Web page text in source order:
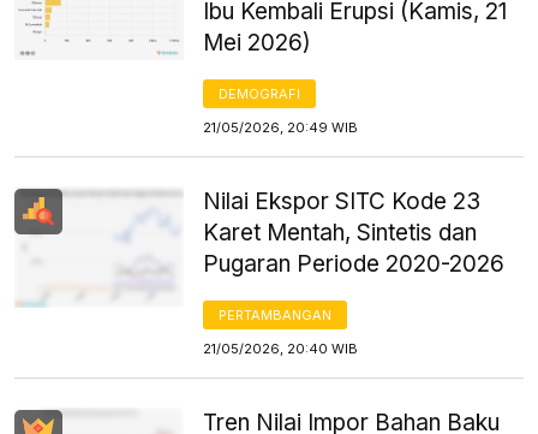
Ibu Kembali Erupsi (Kamis, 21
Mei 2026)
DEMOGRAFI
21/05/2026, 20:49 WIB
Nilai Ekspor SITC Kode 23
Karet Mentah, Sintetis dan
Pugaran Periode 2020-2026
PERTAMBANGAN
21/05/2026, 20:40 WIB
Tren Nilai Impor Bahan Baku